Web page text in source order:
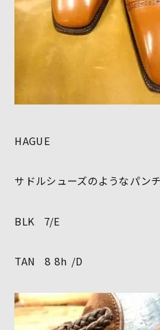
HAGUE
サドルシューズのようなパン
BLK 7/E
TAN 8 8h /D